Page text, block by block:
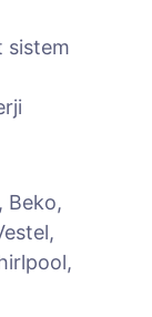
sistem
Beko,